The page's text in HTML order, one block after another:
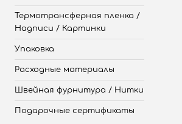
Термотрансферная пленка /
Надписи / Картинки
Упаковка
Расходные материалы
Швейная фурнитура / Нитки
Подарочные сертификаты